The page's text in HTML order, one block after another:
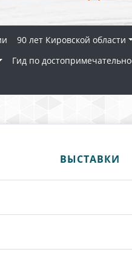
90 лет Кировской области
Гид по
ВЫСТАВКИ